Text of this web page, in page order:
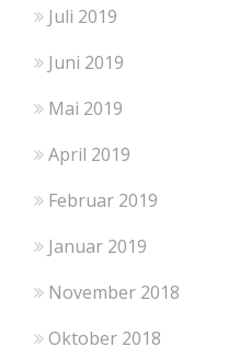
Juli 2019
Juni 2019
Mai 2019
April 2019
Februar 2019
Januar 2019
November 2018
Oktober 2018